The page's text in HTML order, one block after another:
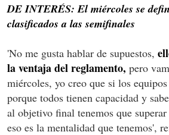
DE INTERÉS: El miércoles se
clasificados a las semifinales
'No me gusta hablar de supuestos,
la ventaja del reglamento, pero
miércoles, yo creo que si los
porque todos tienen capacidad y
al objetivo final tenemos que
eso es la mentalidad que tenemos',